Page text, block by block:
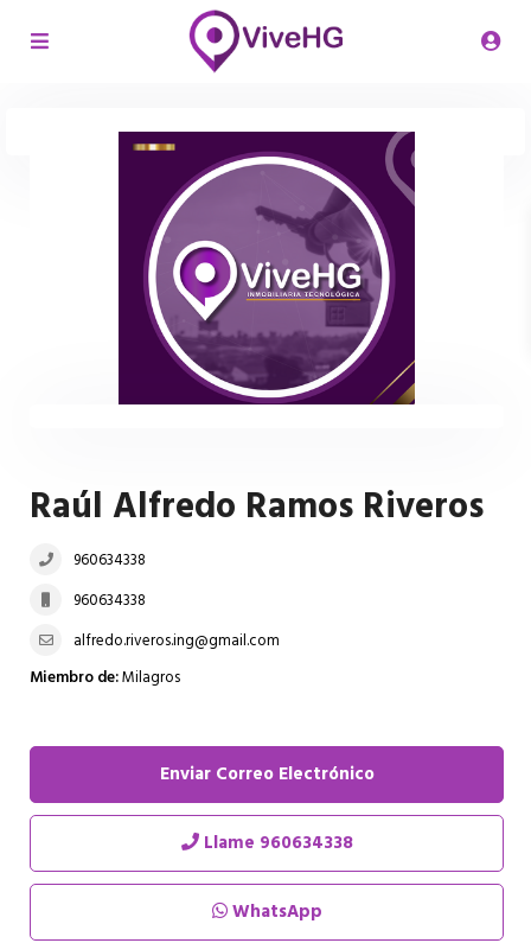
Raúl Alfredo Ramos Riveros
960634338
960634338
alfredo.riveros.ing@gmail.com
Miembro de:Milagros
Enviar Correo Electrónico
Llame 960634338
WhatsApp